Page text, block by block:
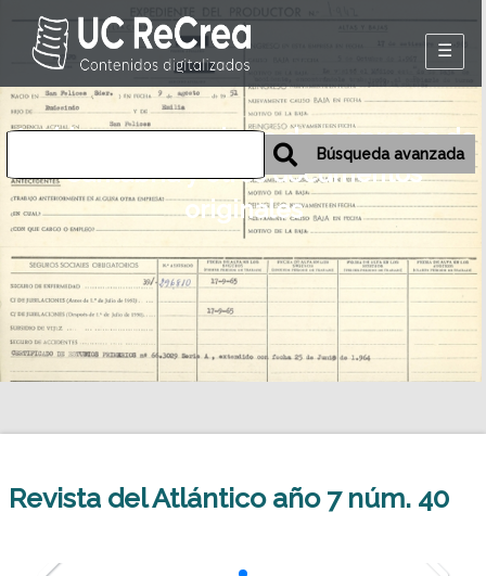
Inicio
Exposiciones
Historia oral de
Camargo
Mapa
Desmemoriados
Portal de la
emigración
Búsqueda avanzada
Archivos personales o de empresas de
Cantabria y otros documentos
originales
Revista del Atlántico año 7 núm. 40